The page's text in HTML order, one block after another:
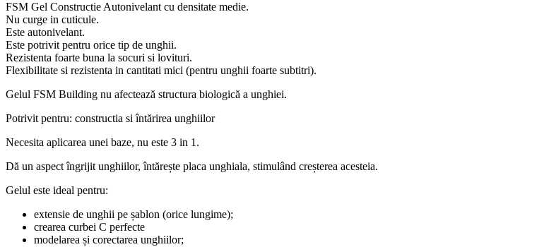
FSM Gel Constructie Autonivelant cu densitate medie.
Nu curge in cuticule.
Este autonivelant.
Este potrivit pentru orice tip de unghii.
Rezistenta foarte buna la socuri si lovituri.
Flexibilitate si rezistenta in cantitati mici (pentru unghii foarte subtitri).
Gelul FSM Building nu afectează structura biologică a unghiei.
Potrivit pentru: constructia si întărirea unghiilor
Necesita aplicarea unei baze, nu este 3 in 1.
Dă un aspect îngrijit unghiilor, întărește placa unghiala, stimulând creșterea acesteia.
Gelul este ideal pentru:
extensie de unghii pe șablon (orice lungime);
crearea curbei C perfecte
modelarea și corectarea unghiilor;